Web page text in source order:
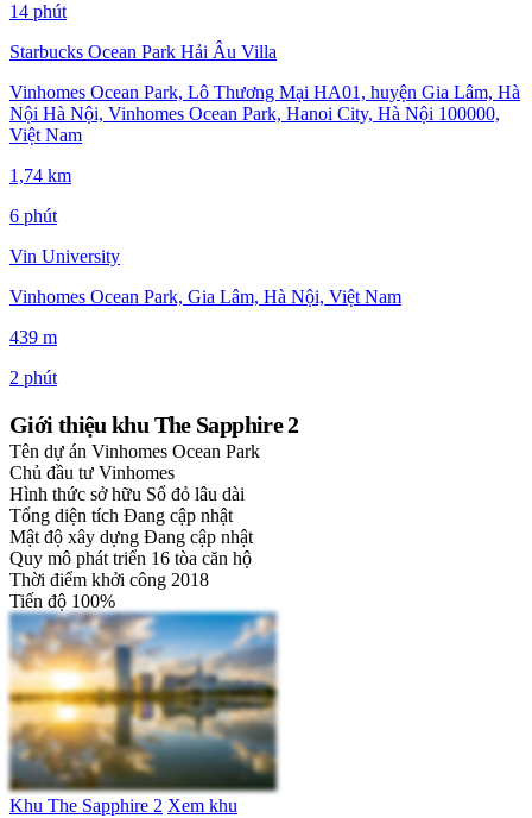
14 phút
Starbucks Ocean Park Hải Âu Villa
Vinhomes Ocean Park, Lô Thương Mại HA01, huyện Gia Lâm, Hà
Nội Hà Nội, Vinhomes Ocean Park, Hanoi City, Hà Nội 100000,
Việt Nam
1,74 km
6 phút
Vin University
Vinhomes Ocean Park, Gia Lâm, Hà Nội, Việt Nam
439 m
2 phút
Giới thiệu khu The Sapphire 2
Tên dự án Vinhomes Ocean Park
Chủ đầu tư Vinhomes
Hình thức sở hữu Sổ đỏ lâu dài
Tổng diện tích Đang cập nhật
Mật độ xây dựng Đang cập nhật
Quy mô phát triển 16 tòa căn hộ
Thời điểm khởi công 2018
Tiến độ 100%
Khu The Sapphire 2 Xem khu